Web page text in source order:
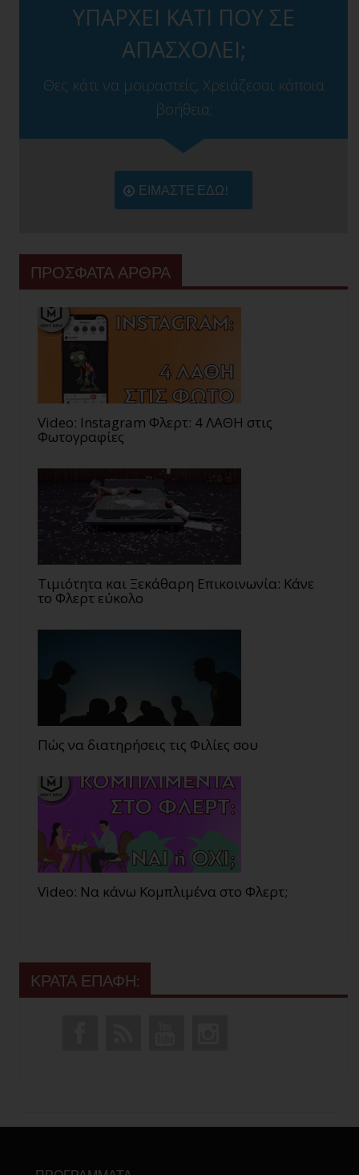
ΥΠΑΡΧΕΙ ΚΑΤΙ ΠΟΥ ΣΕ
ΑΠΑΣΧΟΛΕΙ;
Θες κάτι να μοιραστείς; Χρειάζεσαι κάποια
βοήθεια;
ΕΙΜΑΣΤΕ ΕΔΩ!
ΠΡΟΣΦΑΤΑ ΑΡΘΡΑ
Video: Instagram Φλερτ: 4 ΛΑΘΗ στις
Φωτογραφίες
Τιμιότητα και Ξεκάθαρη Επικοινωνία: Κάνε
το Φλερτ εύκολο
Πώς να διατηρήσεις τις Φιλίες σου
Video: Να κάνω Κομπλιμένα στο Φλερτ;
ΚΡΑΤΑ ΕΠΑΦΗ: